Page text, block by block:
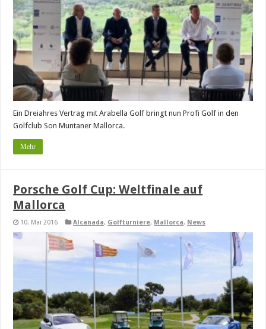
Ein Dreiahres Vertrag mit Arabella Golf bringt nun Profi Golf in den
Golfclub Son Muntaner Mallorca.
Mehr
Porsche Golf Cup: Weltfinale auf
Mallorca
10. Mai 2016 Alcanada, Golfturniere, Mallorca, News